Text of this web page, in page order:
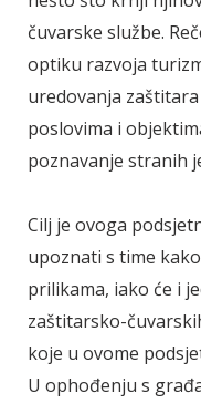
čuvarske službe.
optiku razvoja
uredovanja
poslovima i
poznavanje stranih
Cilj je ovoga
upoznati s time
prilikama, iako će i
zaštitarsko-
koje u ovome
U ophođenju s